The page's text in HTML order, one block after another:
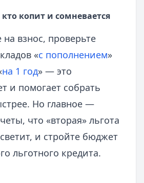
копит и сомневается
взнос, проверьте
«с пополнением»
на 1 год» — это
и помогает собрать
Но главное —
что «вторая» льгота
и стройте бюджет
льготного кредита.